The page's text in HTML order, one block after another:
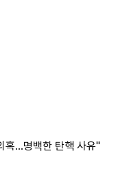
혹…명백한 탄핵 사유"